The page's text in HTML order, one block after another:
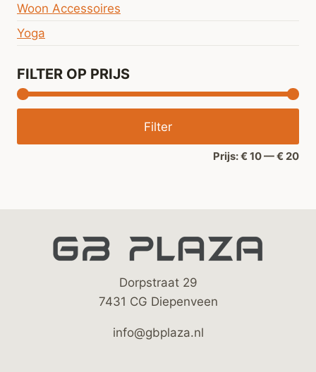
Woon Accessoires
Yoga
FILTER OP PRIJS
Filter
Prijs:€ 10—€ 20
Dorpstraat 29
7431 CG Diepenveen
info@gbplaza.nl